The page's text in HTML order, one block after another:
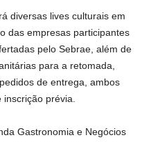
diversas lives culturais em
das empresas participantes
pelo Sebrae, além de
para a retomada,
de entrega, ambos
inscrição prévia.
Gastronomia e Negócios